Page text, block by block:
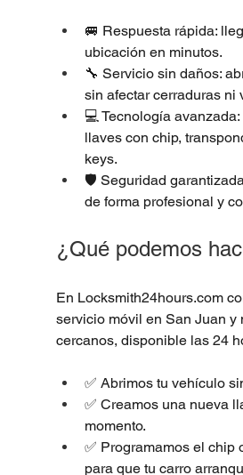
🚐 Respuesta rápida:
ubicación en minutos.
🔧 Servicio sin daños:
sin afectar cerraduras ni
💻 Tecnología
llaves con chip,
keys.
🛡️ Seguridad
de forma profesional y
¿Qué podemos
En Locksmith24hours.com
servicio móvil en San Juan y
cercanos, disponible las 24
✅ Abrimos tu vehículo
✅ Creamos una nueva
momento.
✅ Programamos el chip
para que tu carro